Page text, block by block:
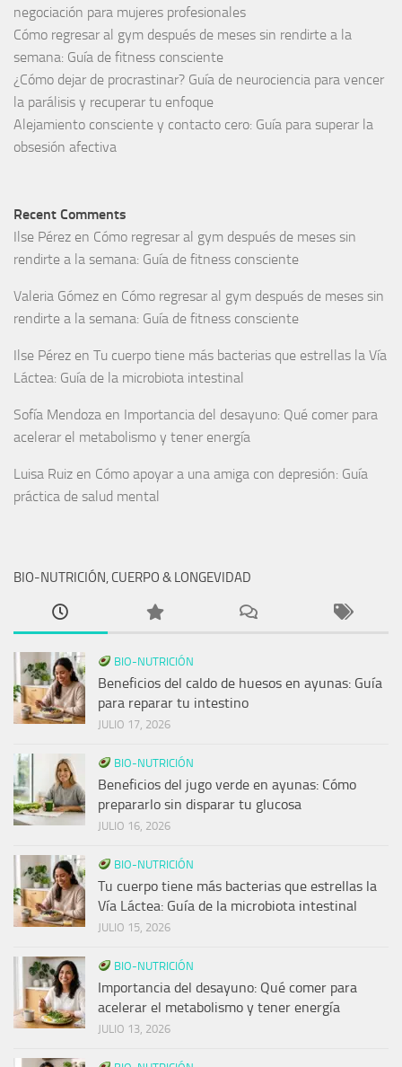
negociación para mujeres profesionales
Cómo regresar al gym después de meses sin rendirte a la
semana: Guía de fitness consciente
¿Cómo dejar de procrastinar? Guía de neurociencia para vencer
la parálisis y recuperar tu enfoque
Alejamiento consciente y contacto cero: Guía para superar la
obsesión afectiva
Recent Comments
Ilse Pérez en Cómo regresar al gym después de meses sin
rendirte a la semana: Guía de fitness consciente
Valeria Gómez en Cómo regresar al gym después de meses sin
rendirte a la semana: Guía de fitness consciente
Ilse Pérez en Tu cuerpo tiene más bacterias que estrellas la Vía
Láctea: Guía de la microbiota intestinal
Sofía Mendoza en Importancia del desayuno: Qué comer para
acelerar el metabolismo y tener energía
Luisa Ruiz en Cómo apoyar a una amiga con depresión: Guía
práctica de salud mental
BIO-NUTRICIÓN, CUERPO & LONGEVIDAD
BIO-NUTRICIÓN
Beneficios del caldo de huesos en ayunas: Guía
para reparar tu intestino
JULIO 17, 2026
BIO-NUTRICIÓN
Beneficios del jugo verde en ayunas: Cómo
prepararlo sin disparar tu glucosa
JULIO 16, 2026
BIO-NUTRICIÓN
Tu cuerpo tiene más bacterias que estrellas la
Vía Láctea: Guía de la microbiota intestinal
JULIO 15, 2026
BIO-NUTRICIÓN
Importancia del desayuno: Qué comer para
acelerar el metabolismo y tener energía
JULIO 13, 2026